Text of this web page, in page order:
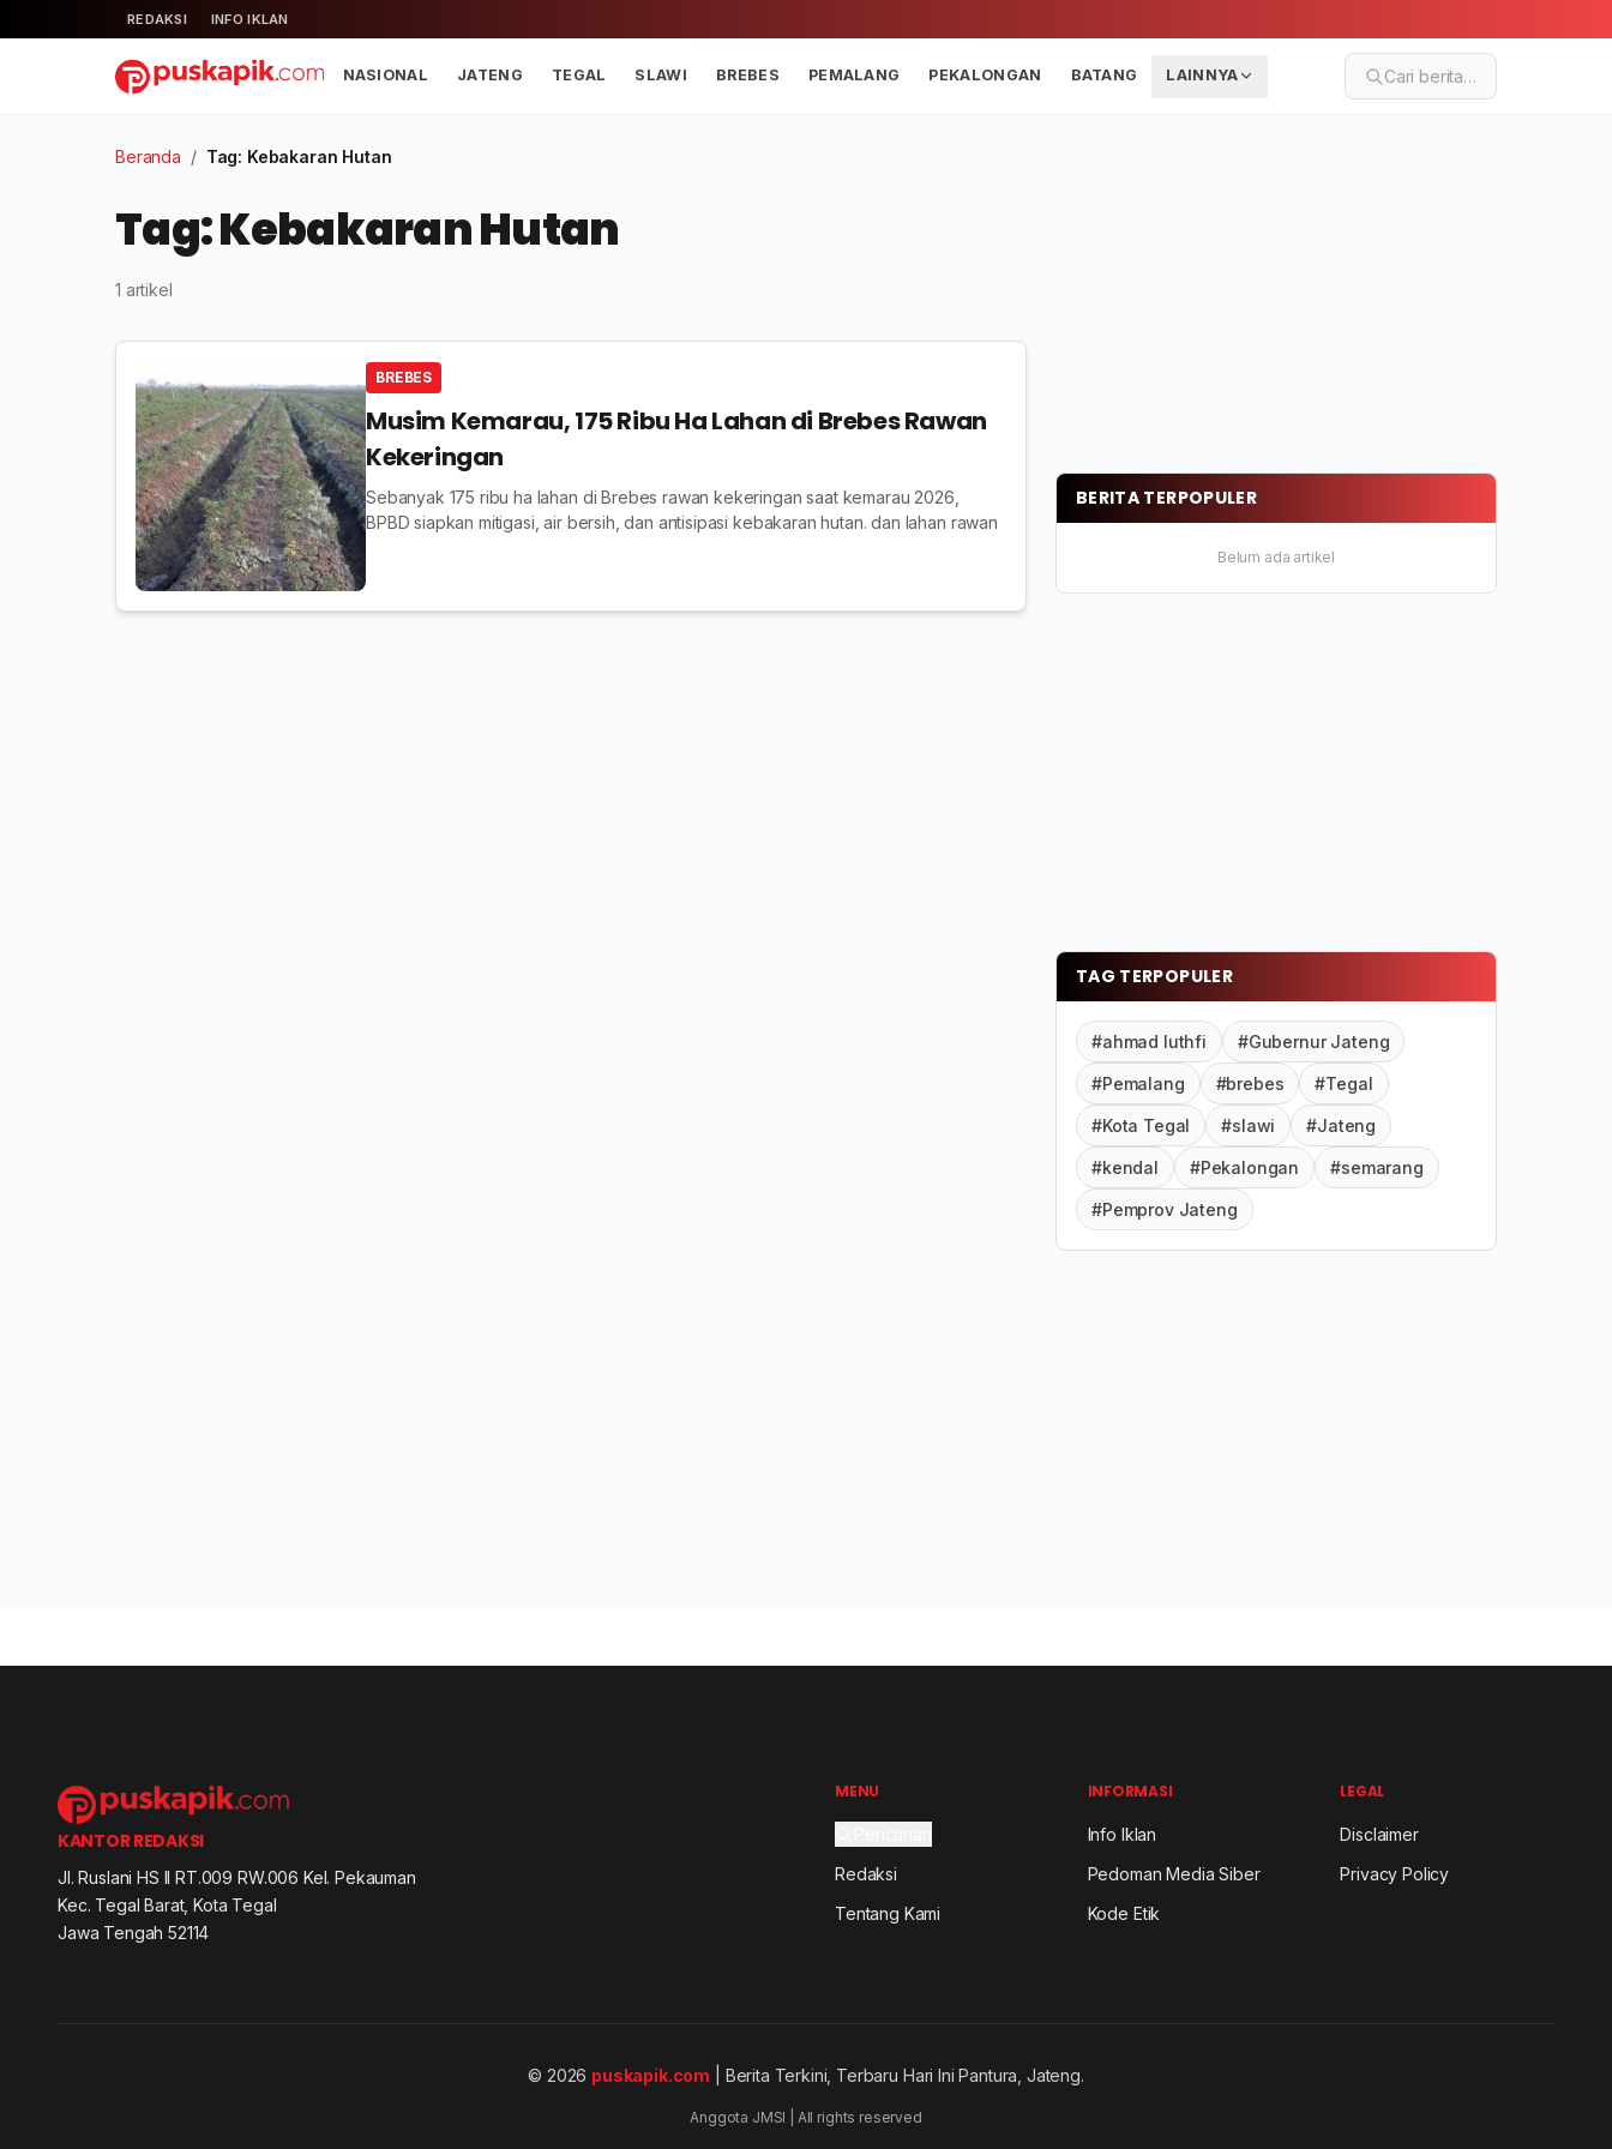
REDAKSI INFO IKLAN
NASIONAL JATENG TEGAL SLAWI BREBES PEMALANG PEKALONGAN BATANG LAINNYA Cari berita…
Beranda / Tag: Kebakaran Hutan
Tag: Kebakaran Hutan
1 artikel
BREBES
Musim Kemarau, 175 Ribu Ha Lahan di Brebes Rawan
Kekeringan
Sebanyak 175 ribu ha lahan di Brebes rawan kekeringan saat kemarau 2026,
BPBD siapkan mitigasi, air bersih, dan antisipasi kebakaran hutan. dan lahan rawan
BERITA TERPOPULER
Belum ada artikel
TAG TERPOPULER
#ahmad luthfi #Gubernur Jateng
#Pemalang #brebes #Tegal
#Kota Tegal #slawi #Jateng
#kendal #Pekalongan #semarang
#Pemprov Jateng
KANTOR REDAKSI
Jl. Ruslani HS II RT.009 RW.006 Kel. Pekauman
Kec. Tegal Barat, Kota Tegal
Jawa Tengah 52114
MENU
Redaksi
Tentang Kami
INFORMASI
Info Iklan
Pedoman Media Siber
Kode Etik
LEGAL
Disclaimer
Privacy Policy
© 2026 puskapik.com | Berita Terkini, Terbaru Hari Ini Pantura, Jateng.
Anggota JMSI | All rights reserved